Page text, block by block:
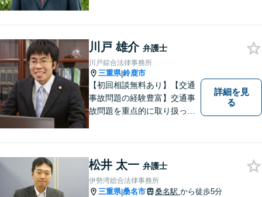
【離婚・男女問題の経験多
数】
川戸 雄介 弁護士
川戸綜合法律事務所
三重県|鈴鹿市
【初回相談無料あり】【交通
事故問題の経験豊富】交通事
故問題を重点的に取り扱って
いても、あなたの身近な相談
役として、あなたの力になり
ます。
詳細を見
る
松井 太一 弁護士
伊勢湾総合法律事務所
三重県|桑名市 桑名駅 から徒歩5分